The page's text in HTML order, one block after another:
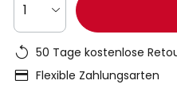
1
50 Tage kostenlose
Flexible Zahlungsarten